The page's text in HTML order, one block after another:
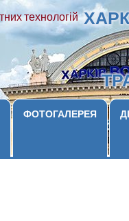
ФОТОГАЛЕРЕЯ